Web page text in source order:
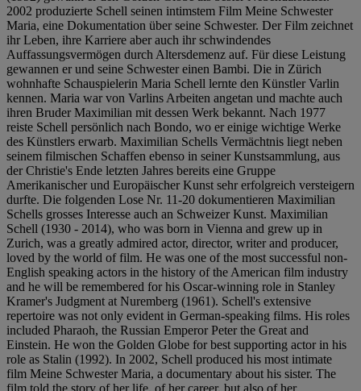
2002 produzierte Schell seinen intimstem Film Meine Schwester
Maria, eine Dokumentation über seine Schwester. Der Film zeichnet
ihr Leben, ihre Karriere aber auch ihr schwindendes
Auffassungsvermögen durch Altersdemenz auf. Für diese Leistung
gewannen er und seine Schwester einen Bambi. Die in Zürich
wohnhafte Schauspielerin Maria Schell lernte den Künstler Varlin
kennen. Maria war von Varlins Arbeiten angetan und machte auch
ihren Bruder Maximilian mit dessen Werk bekannt. Nach 1977
reiste Schell persönlich nach Bondo, wo er einige wichtige Werke
des Künstlers erwarb. Maximilian Schells Vermächtnis liegt neben
seinem filmischen Schaffen ebenso in seiner Kunstsammlung, aus
der Christie's Ende letzten Jahres bereits eine Gruppe
Amerikanischer und Europäischer Kunst sehr erfolgreich versteigern
durfte. Die folgenden Lose Nr. 11-20 dokumentieren Maximilian
Schells grosses Interesse auch an Schweizer Kunst. Maximilian
Schell (1930 - 2014), who was born in Vienna and grew up in
Zurich, was a greatly admired actor, director, writer and producer,
loved by the world of film. He was one of the most successful non-
English speaking actors in the history of the American film industry
and he will be remembered for his Oscar-winning role in Stanley
Kramer's Judgment at Nuremberg (1961). Schell's extensive
repertoire was not only evident in German-speaking films. His roles
included Pharaoh, the Russian Emperor Peter the Great and
Einstein. He won the Golden Globe for best supporting actor in his
role as Stalin (1992). In 2002, Schell produced his most intimate
film Meine Schwester Maria, a documentary about his sister. The
film told the story of her life, of her career, but also of her